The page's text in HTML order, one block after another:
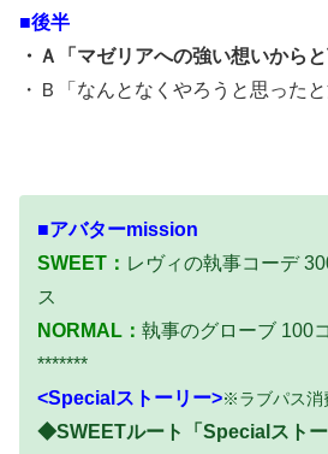
■後半
・Ａ「マゼリアへの強い想いから
・Ｂ「なんとなくやろうと思ったと
■アバターmission
SWEET： レヴィの執事コーデ
ス
NORMAL： 執事のグローブ 100
*******
<Specialストーリー>※ラブパス消
◆SWEETルート「Specialスト